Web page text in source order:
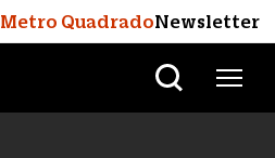
Metro QuadradoNewsletter